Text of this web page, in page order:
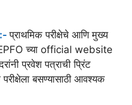
:-प्राथमिक परीक्षेचे आणि मुख्य
EPFO च्या official website
प्रवेश पत्राची प्रिंट
बसण्यासाठी आवश्यक